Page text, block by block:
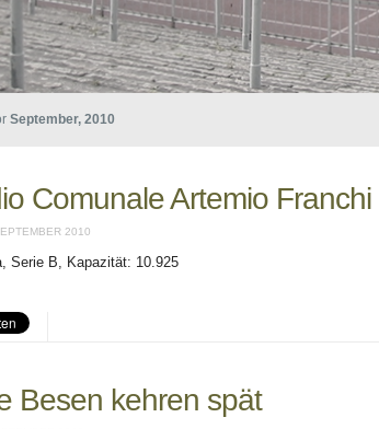
September, 2010
Comunale Artemio Franchi
2010
Serie B, Kapazität: 10.925
Besen kehren spät